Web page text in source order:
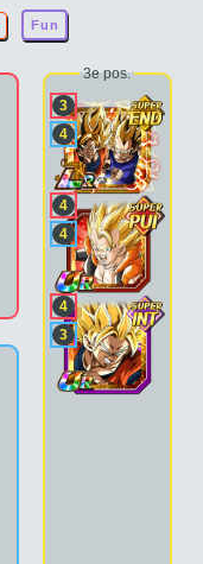
Fun
3e pos.
3
4
4
4
4
3